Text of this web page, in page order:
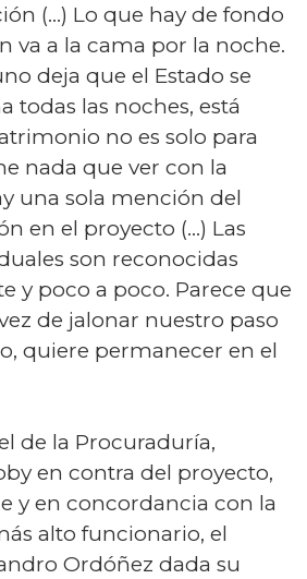
(...) Lo que hay de fondo
va a la cama por la noche.
deja que el Estado se
todas las noches, está
no es solo para
nada que ver con la
una sola mención del
en el proyecto (...) Las
son reconocidas
y poco a poco. Parece que
de jalonar nuestro paso
quiere permanecer en el
de la Procuraduría,
en contra del proyecto,
y en concordancia con la
alto funcionario, el
Ordóñez dada su